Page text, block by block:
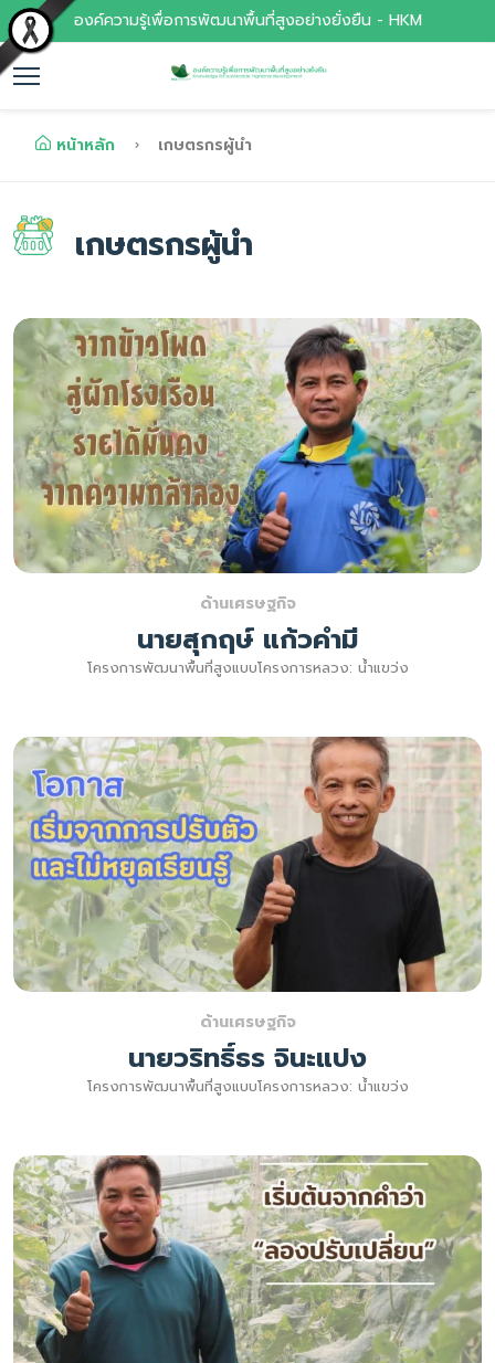
องค์ความรู้เพื่อการพัฒนาพื้นที่สูงอย่างยั่งยืน - HKM
หน้าหลัก เกษตรกรผู้นำ
เกษตรกรผู้นำ
ด้านเศรษฐกิจ
นายสุกฤษ์ แก้วคำมี
โครงการพัฒนาพื้นที่สูงแบบโครงการหลวง: น้ำแขว่ง
ด้านเศรษฐกิจ
นายวริทธิ์ธร จินะแปง
โครงการพัฒนาพื้นที่สูงแบบโครงการหลวง: น้ำแขว่ง